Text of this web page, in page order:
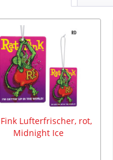
Lufterfrischer, rot,
Midnight Ice